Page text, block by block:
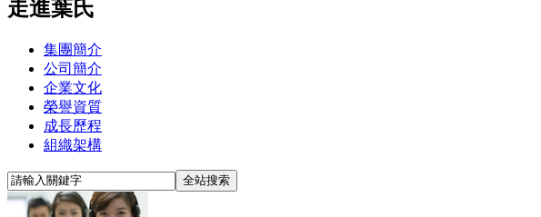
走進葉氏
集團簡介
公司簡介
企業文化
榮譽資質
成長歷程
組織架構